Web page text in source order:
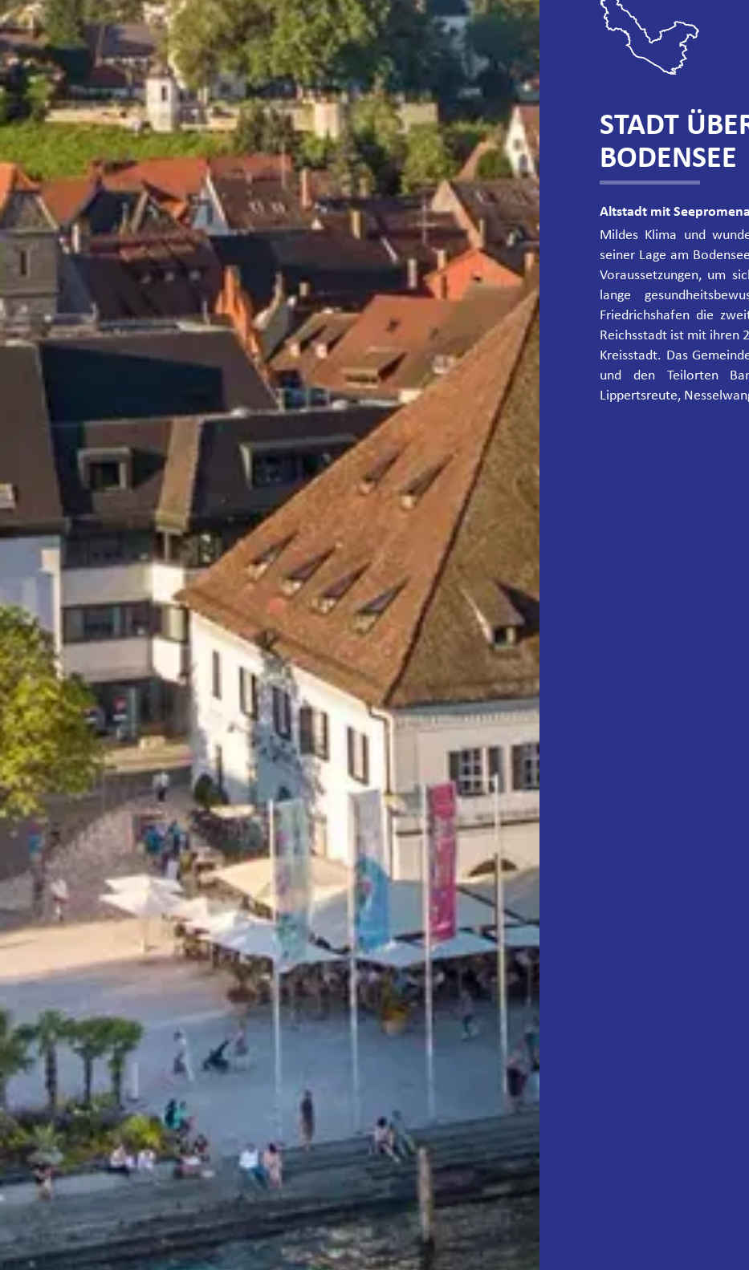
STADT
BODENSEE
Altstadt mit
Mildes Klima und
seiner Lage am
Voraussetzungen, um
lange
Friedrichshafen die
Reichsstadt ist mit ihren
Kreisstadt. Das
und den Teilorten
Lippertsreute,